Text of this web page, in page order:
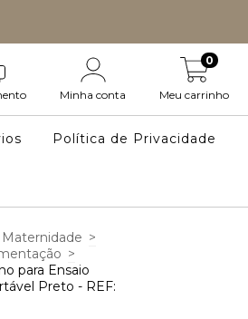
Minha conta Meu carrinho
0
Política de Privacidade
>
>
para Ensaio
Preto - REF: